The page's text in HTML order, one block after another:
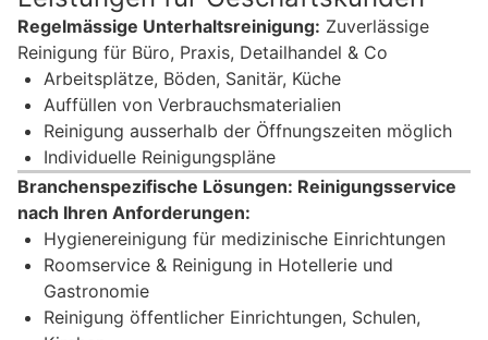
Regelmässige Unterhaltsreinigung: Zuverlässige
Reinigung für Büro, Praxis, Detailhandel & Co
Arbeitsplätze, Böden, Sanitär, Küche
Auffüllen von Verbrauchsmaterialien
Reinigung ausserhalb der Öffnungszeiten möglich
Individuelle Reinigungspläne
Branchenspezifische Lösungen: Reinigungsservice
nach Ihren Anforderungen:
Hygienereinigung für medizinische Einrichtungen
Roomservice & Reinigung in Hotellerie und
Gastronomie
Reinigung öffentlicher Einrichtungen, Schulen,